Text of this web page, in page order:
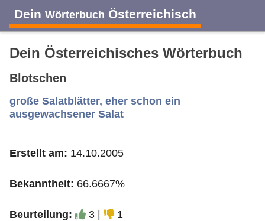
Dein Wörterbuch Österreichisch
A B C D E F
S T U V
Dein Österreichisches Wörterbuch
Blotschen
große Salatblätter, eher schon ein
ausgewachsener Salat
Erstellt am: 14.10.2005
Bekanntheit: 66.6667%
Beurteilung: 3 | 1